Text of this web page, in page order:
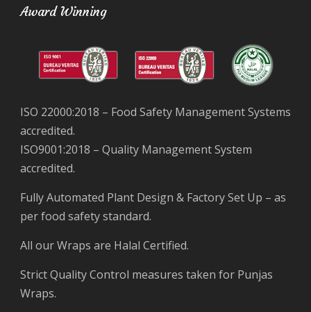
Award Winning
ISO 22000:2018 – Food Safety Management Systems
accredited.
ISO9001:2018 – Quality Management System
accredited.
Fully Automated Plant Design & Factory Set Up – as
per food safety standard.
All our Wraps are Halal Certified.
Strict Quality Control measures taken for Punjas
Wraps.